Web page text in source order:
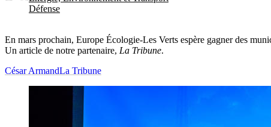
Défense
En mars prochain, Europe Écologie-Les Verts espère gagner des
Un article de notre partenaire, La Tribune.
César ArmandLa Tribune